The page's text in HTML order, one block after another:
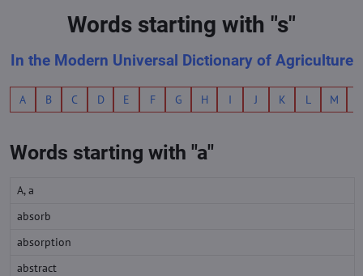
Words starting with "s"
In the Modern Universal Dictionary of Agriculture
A B C D E F G H I J K L M
Words starting with "a"
A, a
absorb
absorption
abstract